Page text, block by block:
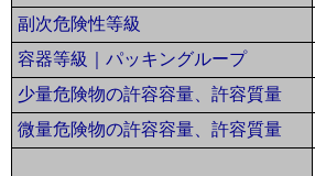
副次危険性等級
容器等級｜パッキングループ
少量危険物の許容容量、許容質量
微量危険物の許容容量、許容質量